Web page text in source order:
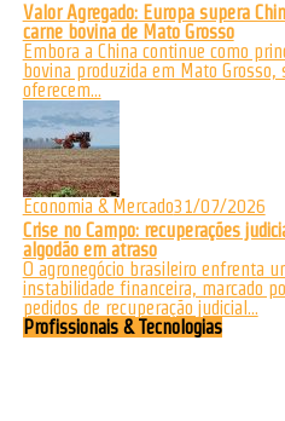
Valor Agregado: Europa supera
carne bovina de Mato Grosso
Embora a China continue como
bovina produzida em Mato
oferecem...
Economia & Mercado31/07/2026
Crise no Campo: recuperações
algodão em atraso
O agronegócio brasileiro enfrenta
instabilidade financeira, marcado
pedidos de recuperação judicial...
Profissionais & Tecnologias